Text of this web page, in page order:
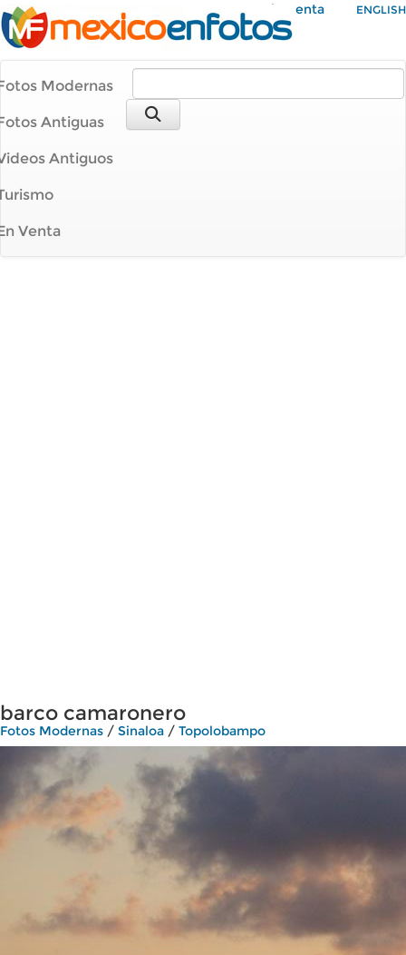
Mi Cuenta ENGLISH
Modernas
Antiguas
Antiguos
Venta
barco camaronero
Fotos Modernas / Sinaloa / Topolobampo